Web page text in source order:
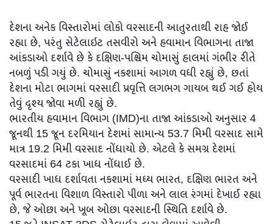
દેશના અનેક વિસ્તારોમાં લોકો વરસાદની આતુરતાથી રાહ જોઈ
રહ્યા છે, પરંતુ સેટેલાઇટ તસવીરો અને હવામાન વિભાગના તાજા
આંકડાઓ દર્શાવે છે કે દક્ષિણ-પશ્ચિમ ચોમાસું હાલમાં ગંભીર રીતે
નબળું પડી ગયું છે. ચોમાસું નકશામાં આગળ વધી રહ્યું છે, છતાં
દેશના મોટા ભાગમાં વરસાદી પ્રવૃત્તિ લગભગ ગાયબ થઈ ગઈ હોય
તેવું દૃશ્ય જોવા મળી રહ્યું છે.
ભારતીય હવામાન વિભાગ (IMD)ના તાજા આંકડાઓ અનુસાર 4
જૂનથી 15 જૂન દરમિયાન દેશમાં સામાન્ય 53.7 મિમી વરસાદ સામે
માત્ર 19.2 મિમી વરસાદ નોંધાયો છે. એટલે કે સમગ્ર દેશમાં
વરસાદમાં 64 ટકા ખાધ નોંધાઈ છે.
વરસાદી ખાધ દર્શાવતા નકશામાં મધ્ય ભારત, દક્ષિણ ભારત અને
પૂર્વ ભારતના વિશાળ વિસ્તારો પીળા અને લાલ રંગમાં દેખાઈ રહ્યા
છે, જે ઓછા અને ખૂબ ઓછા વરસાદની સ્થિતિ દર્શાવે છે.